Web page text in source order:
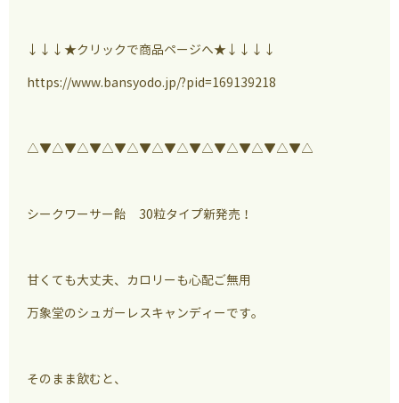
↓↓↓★クリックで商品ページへ★↓↓↓↓
https://www.bansyodo.jp/?pid=169139218
△▼△▼△▼△▼△▼△▼△▼△▼△▼△▼△▼△
シークワーサー飴 30粒タイプ新発売！
甘くても大丈夫、カロリーも心配ご無用
万象堂のシュガーレスキャンディーです。
そのまま飲むと、